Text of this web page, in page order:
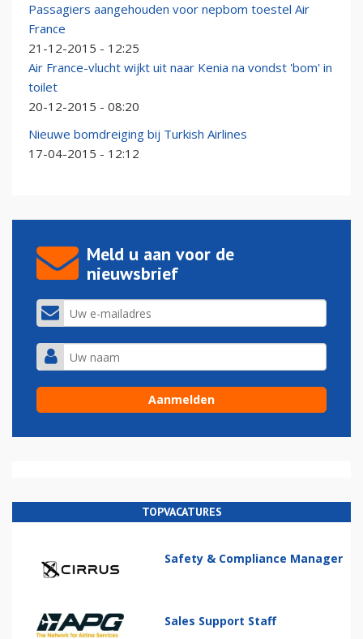
Passagiers aangehouden voor nepbom toestel Air
France
21-12-2015 - 12:25
Air France-vlucht wijkt uit naar Kenia na vondst 'bom' in
toilet
20-12-2015 - 08:20
Nieuwe bomdreiging bij Turkish Airlines
17-04-2015 - 12:12
Meld u aan voor de
nieuwsbrief
TOPVACATURES
Safety & Compliance Manager
Sales Support Staff